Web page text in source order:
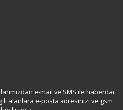
e-mail ve SMS ile haberdar
alanlara e-posta adresinizi ve gsm